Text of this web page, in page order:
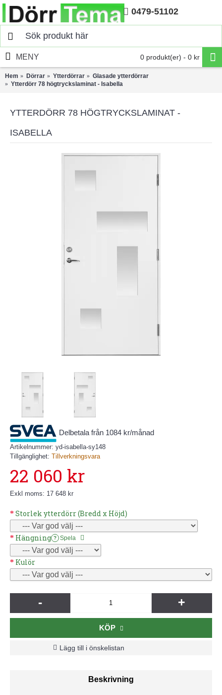
Hem 0479-51102
0 produkt(er) - 0 kr
MENY
Hem Dörrar Ytterdörrar
Glasade ytterdörrar
Ytterdörr 78 högtryckslaminat - Isabella
YTTERDÖRR 78 HÖGTRYCKSLAMINAT -
ISABELLA
Delbetala från 1084 kr/månad
Artikelnummer: yd-isabella-sy148
Tillgänglighet: Tillverkningsvara
22 060 kr
Exkl moms: 17 648 kr
Storlek ytterdörr (Bredd x Höjd)
Hängning ? Spela
Kulör
- +
KÖP
Lägg till i önskelistan
Beskrivning